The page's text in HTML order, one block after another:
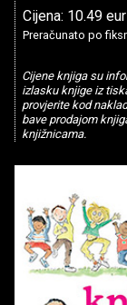
Cijena: 10.49 eur
Preračunato po
Cijene knjiga su
izlasku knjige iz
provjerite kod
bave prodajom
knjižnicama.